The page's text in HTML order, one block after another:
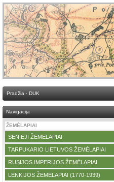
Pradžia · DUK
Navigacija
ŽEMĖLAPIAI
· SENIEJI ŽEMĖLAPIAI
· TARPUKARIO LIETUVOS ŽEMĖLAPIAI
· RUSIJOS IMPERIJOS ŽEMĖLAPIAI
· LENKIJOS ŽEMĖLAPIAI (1770-1939)